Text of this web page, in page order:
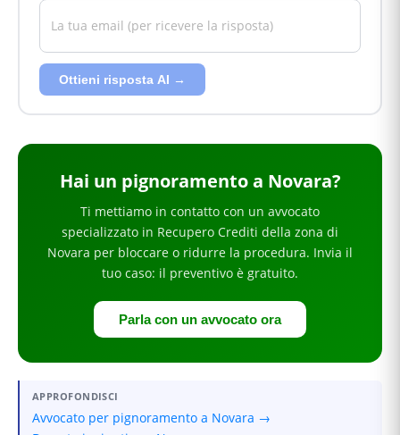
Ottieni risposta AI →
Hai un pignoramentoa Novara?
Ti mettiamo in contatto con un avvocato
specializzato in Recupero Crediti della zona di
Novara per bloccare o ridurre la procedura. Invia il
tuo caso: il preventivo è gratuito.
Parla con un avvocato ora
APPROFONDISCI
Avvocato per pignoramento a Novara →